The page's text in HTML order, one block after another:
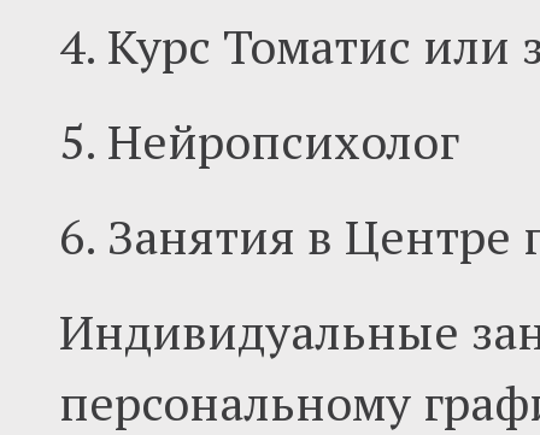
4. Курс Томатис или
5. Нейропсихолог
6. Занятия в Центре
Индивидуальные
персональному